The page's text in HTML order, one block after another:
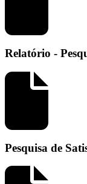
Relatório -
Pesquisa de